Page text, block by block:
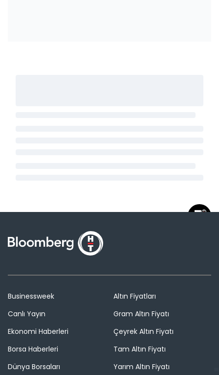
Businessweek
Canlı Yayın
Ekonomi Haberleri
Borsa Haberleri
Dünya Borsaları
Altın Fiyatları
Gram Altın Fiyatı
Çeyrek Altın Fiyatı
Tam Altın Fiyatı
Yarım Altın Fiyatı